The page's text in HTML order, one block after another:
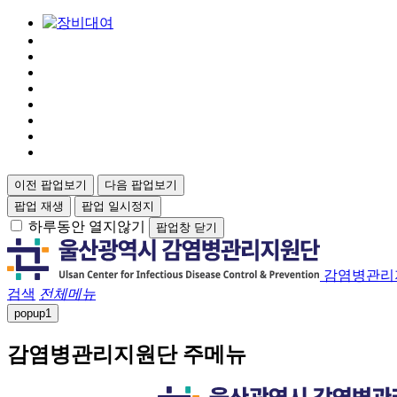
이전 팝업보기
다음 팝업보기
팝업 재생
팝업 일시정지
하루동안 열지않기 팝업창 닫기
감염병관
검색 전체메뉴
popup1
감염병관리지원단 주메뉴